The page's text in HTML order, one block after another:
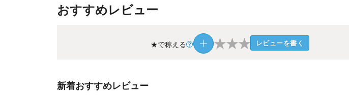
おすすめレビュー
★で称える ★★★ レビューを書く
新着おすすめレビュー